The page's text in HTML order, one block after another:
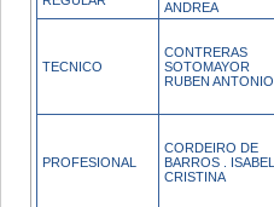
ANDREA
TECNICO
CONTRERAS
SOTOMAYOR
RUBEN ANTONIO
PROFESIONAL
CORDEIRO DE
BARROS . ISABEL
CRISTINA